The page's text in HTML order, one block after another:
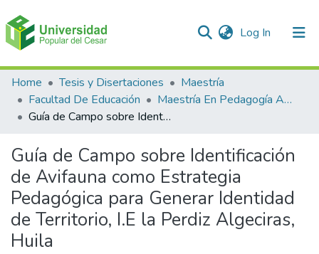
Log In (current)
Communities & Collections
All of DSpace
Home Tesis y Disertaciones
Maestría
Facultad De Educación
Maestría En Pedagogía Ambiental Para El desarrollo Sostenible
Guía de Campo sobre Identificación de Avifauna como Estrategia Pedagógica para Generar Identidad de Territorio, I.E la Perdiz Algeciras, Huila
Guía de Campo sobre Identificación
de Avifauna como Estrategia
Pedagógica para Generar Identidad
de Territorio, I.E la Perdiz Algeciras,
Huila